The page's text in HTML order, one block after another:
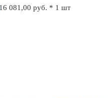
16 081,00 руб. * 1 шт